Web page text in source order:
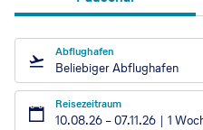
Abflughafen
Beliebiger Abflughafen
Reisezeitraum
10.08.26 –07.11.26 1